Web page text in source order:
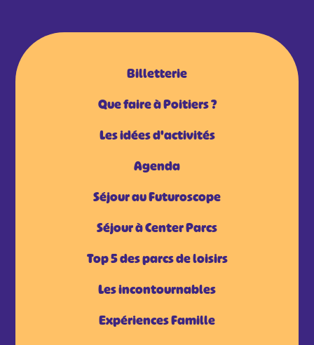
Billetterie
Que faire à Poitiers ?
Les idées d'activités
Agenda
Séjour au Futuroscope
Séjour à Center Parcs
Top 5 des parcs de loisirs
Les incontournables
Expériences Famille